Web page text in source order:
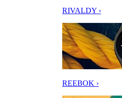
RIVALDY ›
REEBOK ›